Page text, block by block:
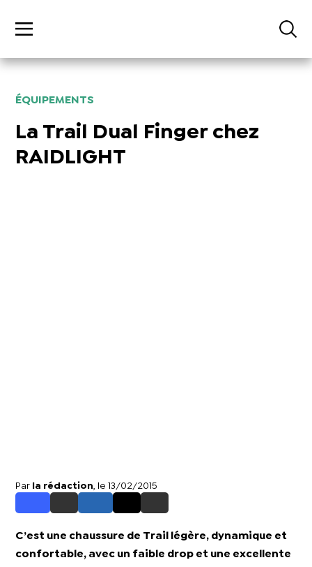
ÉQUIPEMENTS
La Trail Dual Finger chez
RAIDLIGHT
Par la rédaction , le 13/02/2015
C’est une chaussure de Trail légère, dynamique et
confortable, avec un faible drop et une excellente